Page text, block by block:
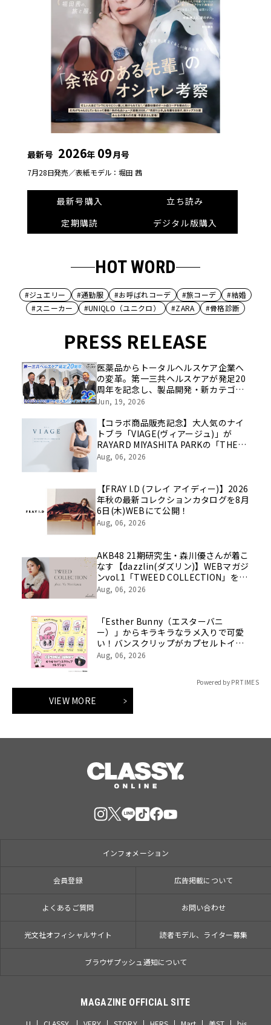
最新号 2026年 09月号
7月28日発売／表紙モデル：堀田 茜
最新号購入
立ち読み
定期購読
デジタル版購入
HOT WORD
#ジュエリー #通勤服 #お呼ばれコーデ #旅コーデ
#結婚
#スニーカー
#UNIQLO（ユニクロ） #ZARA #骨格診断
PRESS RELEASE
医薬品からトータルヘルスケア企業へ
の変革。第一三共ヘルスケアが発足20
周年を記念し、製品開発・新カテゴリ
挑戦の舞台や旧社統合時のエピソード
像を公開！
Jun, 19, 2026
【コラボ商品販売記念】大人気のナイ
トブラ「VIAGE(ヴィアージュ)」が
RAYARD MIYASHITA PARKの「THE
[ ] STORE」で期間限定POPUP
Aug, 06, 2026
【FRAY I.D (フレイ アイディー)】2026
年秋の最新コレクションカタログを8月
6日(木)WEBにて公開！
Aug, 06, 2026
AKB48 21期研究生・森川優さんが着こ
なす【dazzlin(ダズリン)】WEBマガジ
ンvol.1「TWEED COLLECTION」を8
月6日(木)に公開。
Aug, 06, 2026
「Esther Bunny（エスターバニ
ー）」からキラキラなラメ入りで可愛
い！バンスクリップがカプセルトイに
登場！
Aug, 06, 2026
Powered by PR TIMES
VIEW MORE
インフォメーション
会員登録 広告掲載について
よくあるご質問 お問い合わせ
光文社オフィシャルサイト 読者モデル、ライター募集
ブラウザプッシュ通知について
MAGAZINE OFFICIAL SITE